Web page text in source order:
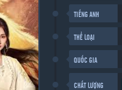
TIẾNG ANH
THỂ LOẠI
QUỐC GIA
CHẤT LƯỢNG